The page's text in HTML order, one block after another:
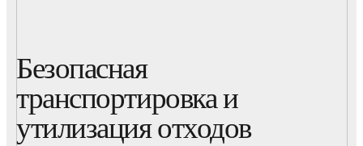
Безопасная
транспортировка и
утилизация отходов